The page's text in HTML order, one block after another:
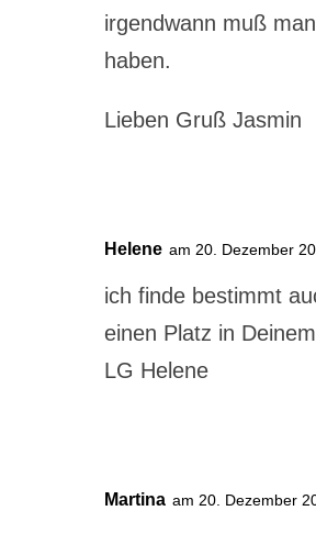
irgendwann muß
haben.
Lieben Gruß Jasmin
Helene am 20. Dezember
ich finde bestimmt
einen Platz in
LG Helene
Martina am 20. Dezember